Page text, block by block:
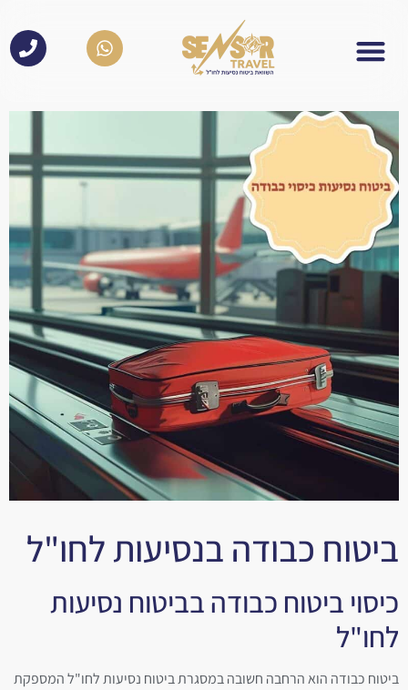
ביטוח כבודה בנסיעות לחו"ל
כיסוי ביטוח כבודה בביטוח נסיעות
לחו"ל
ביטוח כבודה הוא הרחבה חשובה במסגרת ביטוח נסיעות לחו"ל המספקת